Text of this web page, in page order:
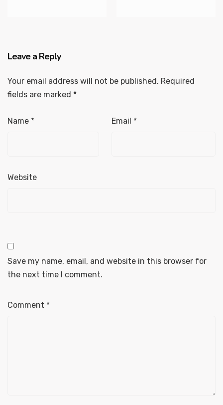
Leave a Reply
Your email address will not be published. Required
fields are marked *
Name * Email *
Website
Save my name, email, and website in this browser for
the next time I comment.
Comment *